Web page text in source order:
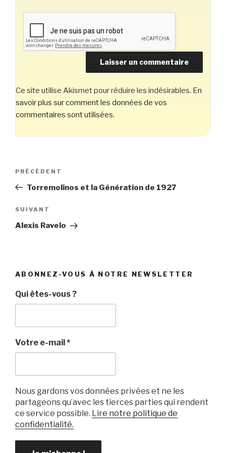
Ce site utilise Akismet pour réduire les indésirables. En
savoir plus sur comment les données de vos
commentaires sont utilisées.
Navigation
l’article
Article
précédent
PRÉCÉDENT
Torremolinos et la Génération de 1927
Article
suivant
SUIVANT
Alexis Ravelo
ABONNEZ-VOUS À NOTRE NEWSLETTER
Qui êtes-vous ?
Votre e-mail*
Nous gardons vos données privées et ne les
partageons qu’avec les tierces parties qui rendent
ce service possible. Lire notre politique de
confidentialité.